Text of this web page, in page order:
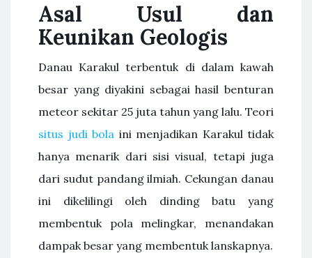
Asal Usul dan
Keunikan Geologis
Danau Karakul terbentuk di dalam kawah
besar yang diyakini sebagai hasil benturan
meteor sekitar 25 juta tahun yang lalu. Teori
situs judi bola ini menjadikan Karakul tidak
hanya menarik dari sisi visual, tetapi juga
dari sudut pandang ilmiah. Cekungan danau
ini dikelilingi oleh dinding batu yang
membentuk pola melingkar, menandakan
dampak besar yang membentuk lanskapnya.